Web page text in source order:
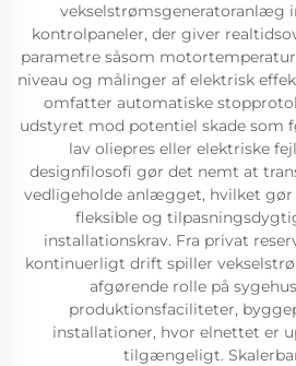
vekselstrømsgeneratoranlæg
kontrolpaneler, der giver
parametre såsom
niveau og målinger af elektrisk
omfatter automatiske
udstyret mod potentiel skade som
lav oliepres eller elektriske
designfilosofi gør det nemt at
vedligeholde anlægget, hvilket gør
fleksible og
installationskrav. Fra privat
kontinuerligt drift spiller
afgørende rolle på
produktionsfaciliteter,
installationer, hvor elnettet er
tilgængeligt.